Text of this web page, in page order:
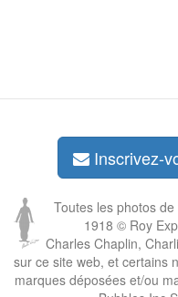
Inscrivez-
Toutes les photos
1918 © Roy
Charles Chaplin,
sur ce site web, et certains
marques déposées et/ou